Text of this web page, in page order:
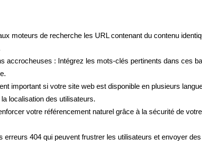
moteurs de recherche les URL contenant du contenu
accrocheuses : Intégrez les mots-clés pertinents dans ces
important si votre site web est disponible en plusieurs
localisation des utilisateurs.
votre référencement naturel grâce à la sécurité de
erreurs 404 qui peuvent frustrer les utilisateurs et envoyer